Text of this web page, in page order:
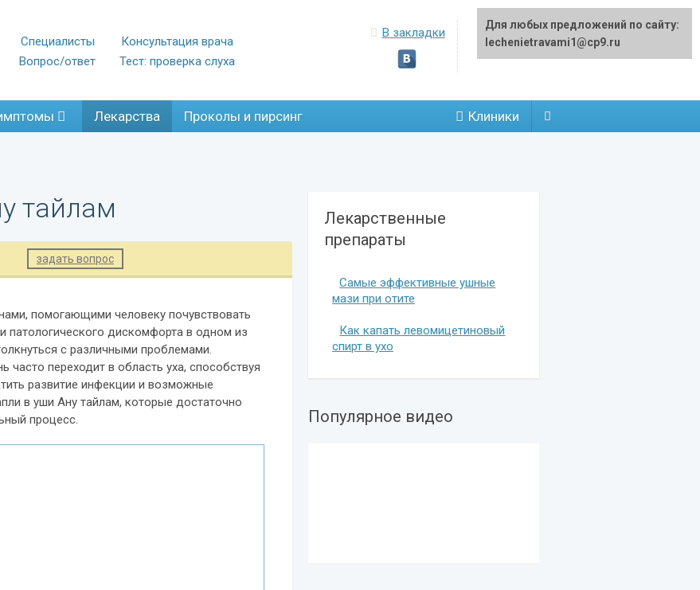
Специалисты
Вопрос/ответ
Консультация врача
Тест: проверка слуха
В закладки
Лекарства Проколы и пирсинг Клиники
тайлам
задать вопрос
помогающими человеку почувствовать
дискомфорта в одном из
с различными проблемами.
часто переходит в область уха, способствуя
развитие инфекции и возможные
в уши Ану тайлам, которые достаточно
процесс.
Лекарственные
препараты
Самые эффективные ушные
мази при отите
Как капать левомицетиновый
спирт в ухо
Популярное видео
Для любых предложений по сайту:
lechenietravami1@cp9.ru